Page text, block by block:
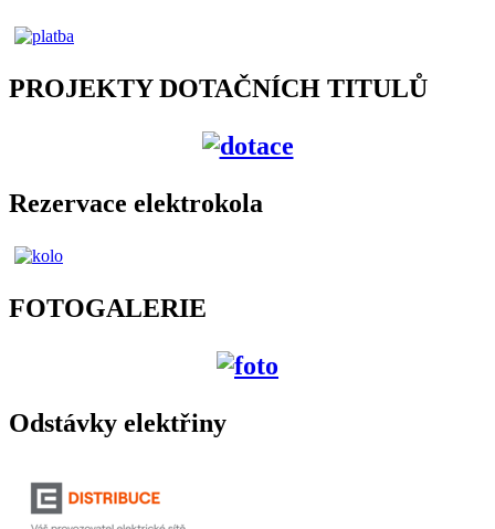
PROJEKTY DOTAČNÍCH TITULŮ
Rezervace elektrokola
FOTOGALERIE
Odstávky elektřiny